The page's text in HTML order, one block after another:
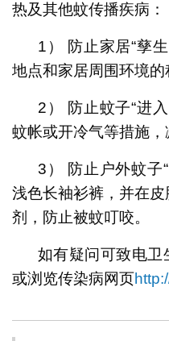
热及其他蚊传播疾病：
1） 防止家居“孳
地点和家居周围环境的
2） 防止蚊子“进
蚊帐或开冷气等措施，
3） 防止户外蚊子
浅色长袖衫裤，并在
剂，防止被蚊叮咬。
如有疑问可致电
或浏览传染病网页